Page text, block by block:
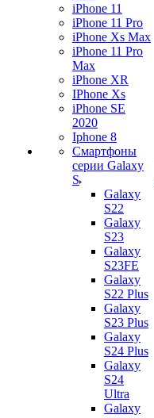
iPhone 11
iPhone 11 Pro
iPhone Xs Max
iPhone 11 Pro
Max
iPhone XR
IPhone Xs
iPhone SE
2020
Iphone 8
Смартфоны
серии Galaxy
S
Galaxy
S22
Galaxy
S23
Galaxy
S23FE
Galaxy
S22 Plus
Galaxy
S23 Plus
Galaxy
S24 Plus
Galaxy
S24
Ultra
Galaxy